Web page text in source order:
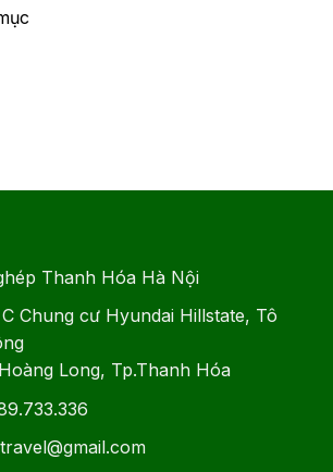
Thanh Hóa Hà Nội
Chung cư Hyundai Hillstate, Tô
Long, Tp.Thanh Hóa